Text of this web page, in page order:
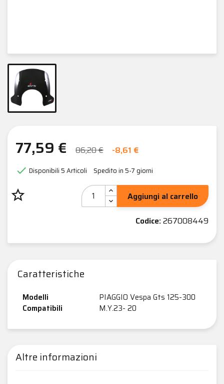
77,59 € 86,20 € -8,61 €
 Disponibili5 Articoli Spedito in 5-7 giorni
star_border
Aggiungi al carrello
Codice:267008449
Caratteristiche
Modelli
Compatibili
PIAGGIO Vespa Gts 125-300
M.Y.23- 20
Altre informazioni